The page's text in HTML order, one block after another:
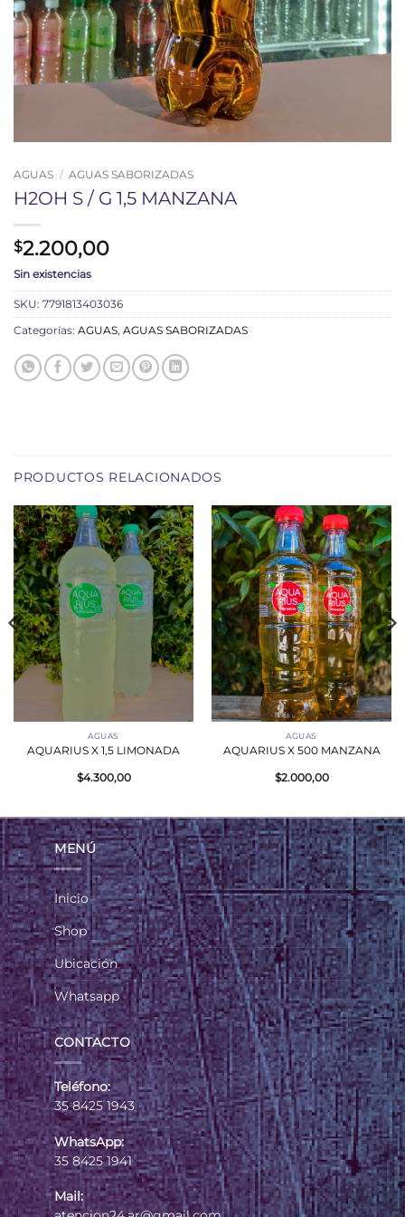
AGUAS / AGUAS SABORIZADAS
H2OH S / G 1,5 MANZANA
$2.200,00
Sin existencias
SKU: 7791813403036
Categorías: AGUAS, AGUAS SABORIZADAS
PRODUCTOS RELACIONADOS
AGUAS
AQUARIUS X 1,5 LIMONADA
$4.300,00
AGUAS
AQUARIUS X 500 MANZANA
$2.000,00
MENÚ
Inicio
Shop
Ubicación
Whatsapp
CONTACTO
Teléfono:
35 8425 1943
WhatsApp:
35 8425 1941
Mail: